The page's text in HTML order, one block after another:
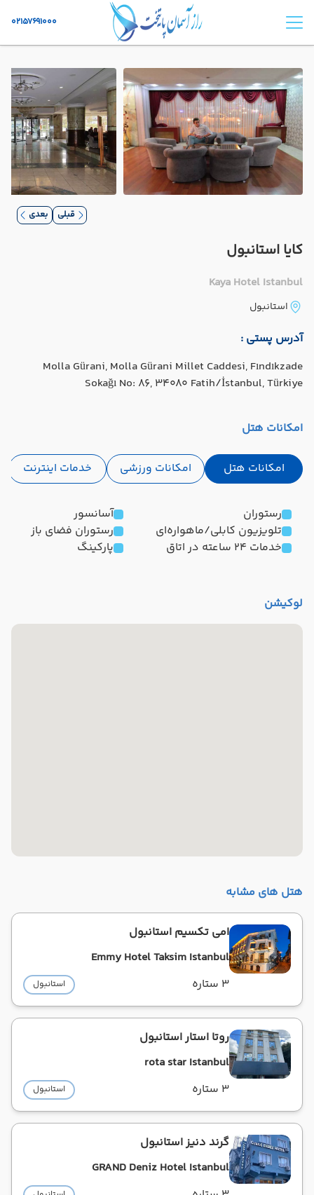
02157691000
قبلی بعدی
کایا استانبول
Kaya Hotel Istanbul
استانبول
آدرس پستی :
Molla Gürani, Molla Gürani Millet Caddesi, Fındıkzade
Sokağı No: 86, 34080 Fatih/İstanbul, Türkiye
امکانات هتل
امکانات هتل امکانات ورزشی خدمات اینترنت
رستوران
تلویزیون کابلی/ماهواره‌ای
خدمات 24 ساعته در اتاق
آسانسور
رستوران فضای باز
پارکینگ
لوکیشن
هتل های مشابه
امی تکسیم استانبول
Emmy Hotel Taksim Istanbul
3 ستاره
استانبول
روتا استار استانبول
rota star Istanbul
3 ستاره
استانبول
گرند دنیز استانبول
GRAND Deniz Hotel Istanbul